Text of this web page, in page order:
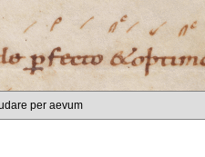
per aevum